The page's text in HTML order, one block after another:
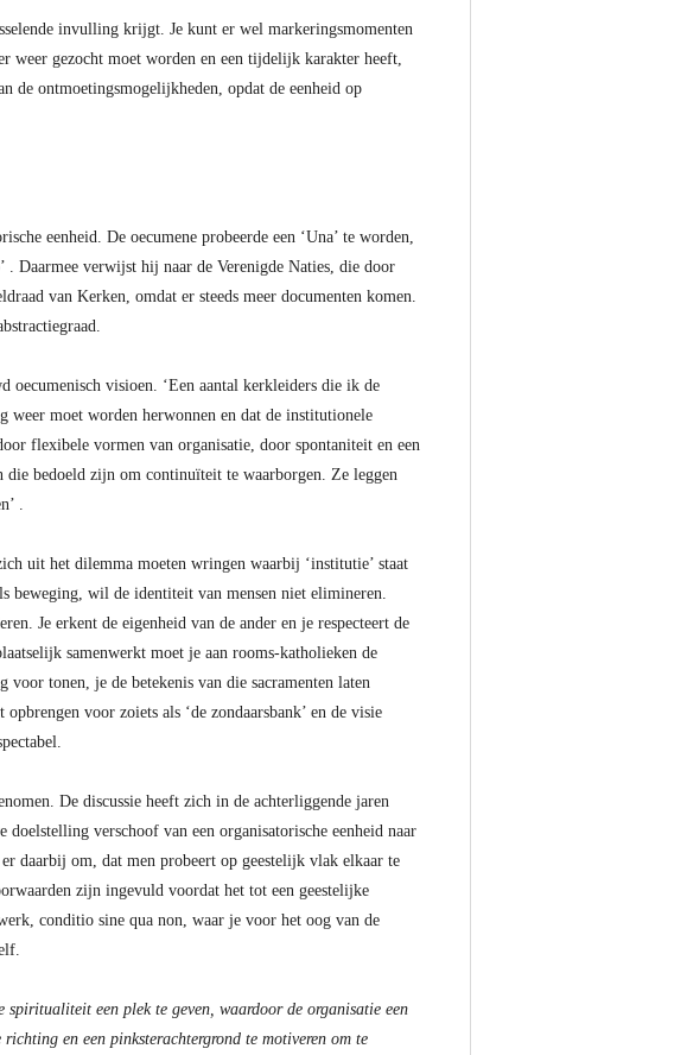
invulling krijgt. Je kunt er wel markeringsmomenten
weer gezocht moet worden en een tijdelijk karakter heeft,
de ontmoetingsmogelijkheden, opdat de eenheid op
eenheid. De oecumene probeerde een ‘Una’ te worden,
. Daarmee verwijst hij naar de Verenigde Naties, die door
van Kerken, omdat er steeds meer documenten komen.
oecumenisch visioen. ‘Een aantal kerkleiders die ik de
weer moet worden herwonnen en dat de institutionele
flexibele vormen van organisatie, door spontaniteit en een
die bedoeld zijn om continuïteit te waarborgen. Ze leggen
.
uit het dilemma moeten wringen waarbij ‘institutie’ staat
beweging, wil de identiteit van mensen niet elimineren.
Je erkent de eigenheid van de ander en je respecteert de
samenwerkt moet je aan rooms-katholieken de
tonen, je de betekenis van die sacramenten laten
voor zoiets als ‘de zondaarsbank’ en de visie
De discussie heeft zich in de achterliggende jaren
verschoof van een organisatorische eenheid naar
daarbij om, dat men probeert op geestelijk vlak elkaar te
zijn ingevuld voordat het tot een geestelijke
conditio sine qua non, waar je voor het oog van de
een plek te geven, waardoor de organisatie een
en een pinksterachtergrond te motiveren om te